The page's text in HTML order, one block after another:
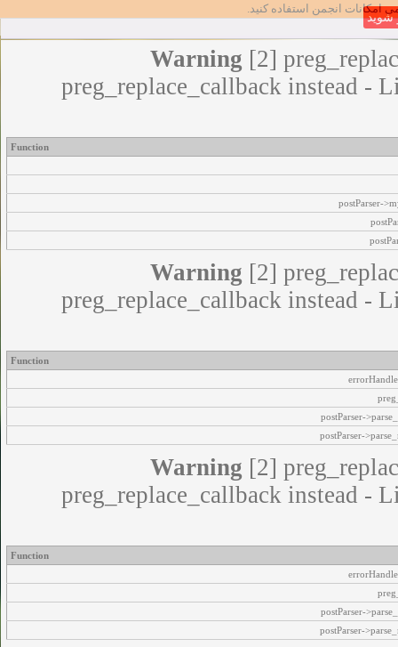
امکانات انجمن استفاده کنید.
Warning [2]
preg_replace_callback instead -
Function
postParser-
Warning [2]
preg_replace_callback instead -
Function
postParser-
postParser-
Warning [2]
preg_replace_callback instead -
Function
postParser-
postParser-